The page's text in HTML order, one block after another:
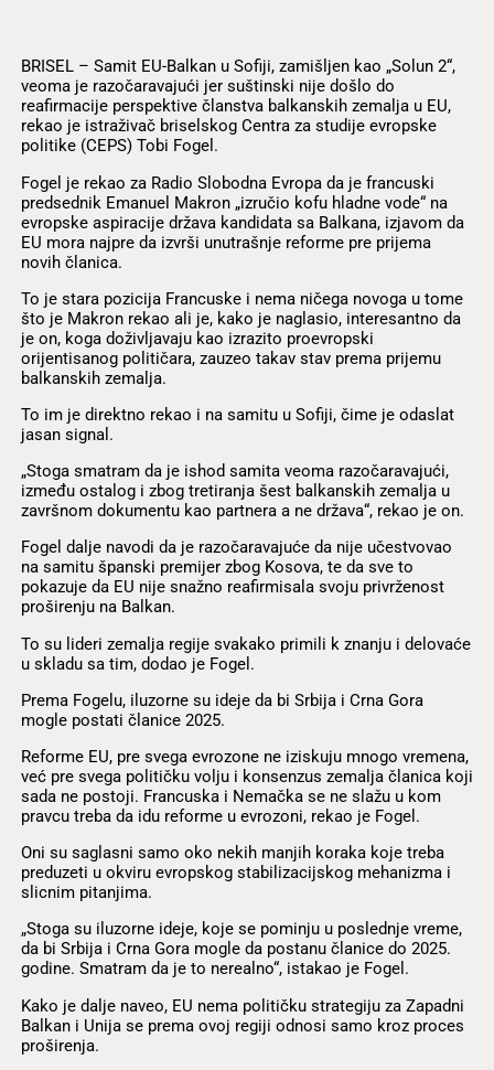
BRISEL – Samit EU-Balkan u Sofiji, zamišljen kao „Solun 2“,
veoma je razočaravajući jer suštinski nije došlo do
reafirmacije perspektive članstva balkanskih zemalja u EU,
rekao je istraživač briselskog Centra za studije evropske
politike (CEPS) Tobi Fogel.
Fogel je rekao za Radio Slobodna Evropa da je francuski
predsednik Emanuel Makron „izručio kofu hladne vode“ na
evropske aspiracije država kandidata sa Balkana, izjavom da
EU mora najpre da izvrši unutrašnje reforme pre prijema
novih članica.
To je stara pozicija Francuske i nema ničega novoga u tome
što je Makron rekao ali je, kako je naglasio, interesantno da
je on, koga doživljavaju kao izrazito proevropski
orijentisanog političara, zauzeo takav stav prema prijemu
balkanskih zemalja.
To im je direktno rekao i na samitu u Sofiji, čime je odaslat
jasan signal.
„Stoga smatram da je ishod samita veoma razočaravajući,
između ostalog i zbog tretiranja šest balkanskih zemalja u
završnom dokumentu kao partnera a ne država“, rekao je on.
Fogel dalje navodi da je razočaravajuće da nije učestvovao
na samitu španski premijer zbog Kosova, te da sve to
pokazuje da EU nije snažno reafirmisala svoju privrženost
proširenju na Balkan.
To su lideri zemalja regije svakako primili k znanju i delovaće
u skladu sa tim, dodao je Fogel.
Prema Fogelu, iluzorne su ideje da bi Srbija i Crna Gora
mogle postati članice 2025.
Reforme EU, pre svega evrozone ne iziskuju mnogo vremena,
već pre svega političku volju i konsenzus zemalja članica koji
sada ne postoji. Francuska i Nemačka se ne slažu u kom
pravcu treba da idu reforme u evrozoni, rekao je Fogel.
Oni su saglasni samo oko nekih manjih koraka koje treba
preduzeti u okviru evropskog stabilizacijskog mehanizma i
slicnim pitanjima.
„Stoga su iluzorne ideje, koje se pominju u poslednje vreme,
da bi Srbija i Crna Gora mogle da postanu članice do 2025.
godine. Smatram da je to nerealno“, istakao je Fogel.
Kako je dalje naveo, EU nema političku strategiju za Zapadni
Balkan i Unija se prema ovoj regiji odnosi samo kroz proces
proširenja.